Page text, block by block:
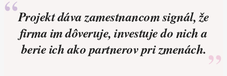
Projekt dáva zamestnancom signál, že
firma im dôveruje, investuje do nich a
berie ich ako partnerov pri zmenách.